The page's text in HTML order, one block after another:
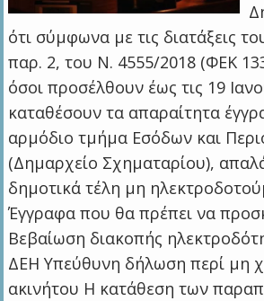
ότι σύμφωνα με τις διατάξεις
παρ. 2, του Ν. 4555/2018 (ΦΕΚ
όσοι προσέλθουν έως τις 19
καταθέσουν τα απαραίτητα
αρμόδιο τμήμα Εσόδων και
(Δημαρχείο Σχηματαρίου),
δημοτικά τέλη μη
Έγγραφα που θα πρέπει να
Βεβαίωση διακοπής
ΔΕΗ Υπεύθυνη δήλωση περί μη
ακινήτου Η κατάθεση των